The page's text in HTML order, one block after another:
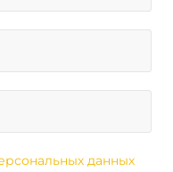
данных